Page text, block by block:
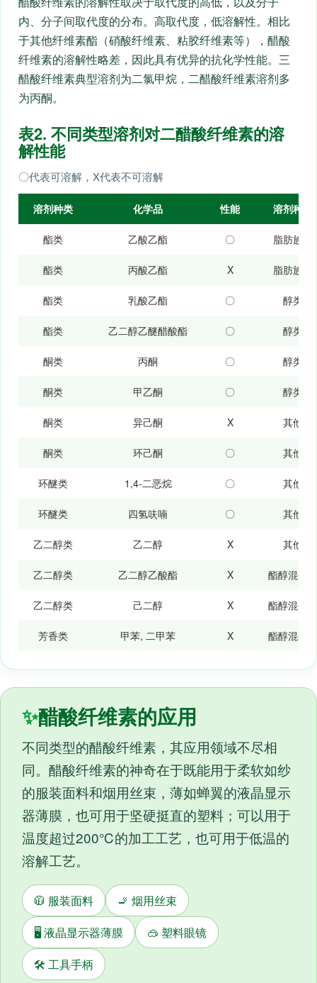
内、分子间取代度的分布。高取代度，低溶解性。相比
于其他纤维素酯（硝酸纤维素、粘胶纤维素等），醋酸
纤维素的溶解性略差，因此具有优异的抗化学性能。三
醋酸纤维素典型溶剂为二氯甲烷，二醋酸纤维素溶剂多
为丙酮。
表2. 不同类型溶剂对二醋酸纤维素的溶
解性能
〇代表可溶解，Χ代表不可溶解
溶剂种类 化学品 性能 溶剂种类
酯类 乙酸乙酯 〇 脂肪族类
酯类 丙酸乙酯 Χ 脂肪族类
酯类 乳酸乙酯 〇 醇类
酯类 乙二醇乙醚醋酸酯 〇 醇类
酮类 丙酮 〇 醇类
酮类 甲乙酮 〇 醇类
酮类 异己酮 Χ 其他
酮类 环己酮 〇 其他
环醚类 1,4-二恶烷 〇 其他
环醚类 四氢呋喃 〇 其他
乙二醇类 乙二醇 Χ 其他
乙二醇类 乙二醇乙酸酯 Χ 酯醇混合物
乙二醇类 己二醇 Χ 酯醇混合物
芳香类 甲苯, 二甲苯 Χ 酯醇混合物
✨醋酸纤维素的应用
不同类型的醋酸纤维素，其应用领域不尽相
同。醋酸纤维素的神奇在于既能用于柔软如纱
的服装面料和烟用丝束，薄如蝉翼的液晶显示
器薄膜，也可用于坚硬挺直的塑料；可以用于
温度超过200℃的加工工艺，也可用于低温的
溶解工艺。
🧥 服装面料
🚬 烟用丝束
🖥️ 液晶显示器薄膜
🥽 塑料眼镜
🛠️ 工具手柄